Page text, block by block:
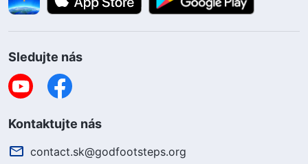
Sledujte nás
Kontaktujte nás
contact.sk@godfootsteps.org